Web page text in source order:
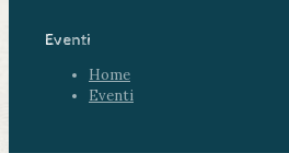
Eventi
Home
Eventi